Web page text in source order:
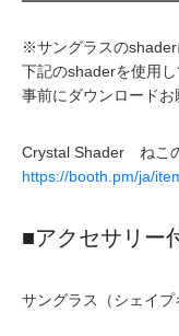
※サングラスのshader
下記のshaderを使用し
事前にダウンロードお
Crystal Shader ねこ
https://booth.pm/ja/
■アクセサリー
サングラス（シェイプ